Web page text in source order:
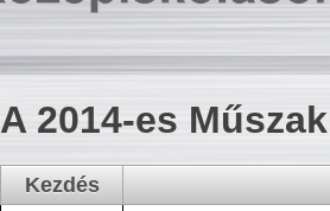
A 2014-es
Kezdés